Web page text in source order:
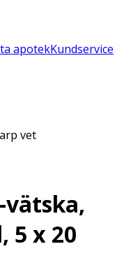
apotekKundservice
vet
5 x 20